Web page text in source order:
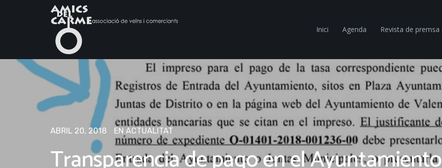
Inici Agenda Revista de
ABRIL 20, 2018 EN ACTUALITAT
Transparencia de pago en el